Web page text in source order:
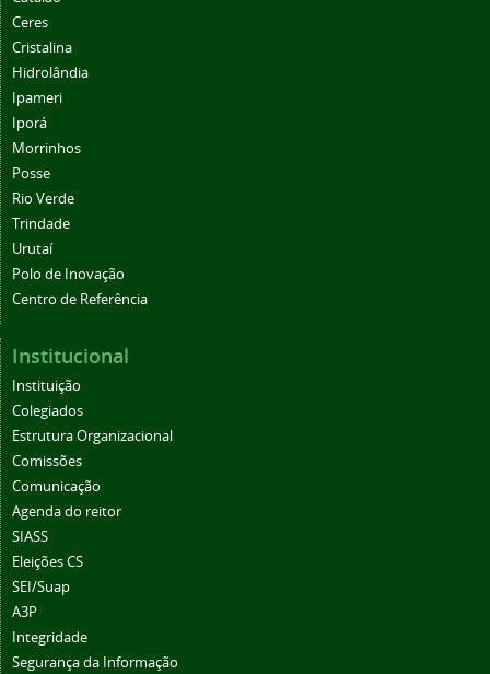
Ceres
Cristalina
Hidrolândia
Ipameri
Iporá
Morrinhos
Posse
Rio Verde
Trindade
Urutaí
Polo de Inovação
Centro de Referência
Institucional
Instituição
Colegiados
Estrutura Organizacional
Comissões
Comunicação
Agenda do reitor
SIASS
Eleições CS
SEI/Suap
A3P
Integridade
Segurança da Informação